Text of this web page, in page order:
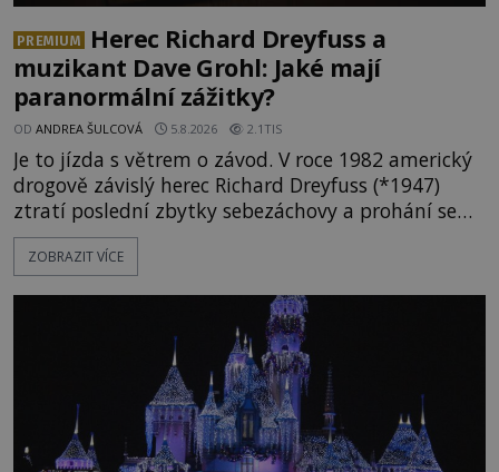
PREMIUM
Herec Richard Dreyfuss a
muzikant Dave Grohl: Jaké mají
paranormální zážitky?
OD ANDREA ŠULCOVÁ 5.8.2026 2.1TIS
Je to jízda s větrem o závod. V roce 1982 americký
drogově závislý herec Richard Dreyfuss (*1947)
ztratí poslední zbytky sebezáchovy a prohání se
po silnicích ve svém mercedesu jako utržený ze
řetězu. Vše vyvrcholí katastrofou, když to Dreyfuss
následně nalezne schovaný kokain. Tímto
momentem se slavnému
ZOBRAZIT VÍCE